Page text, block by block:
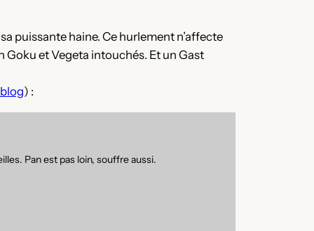
puissante haine. Ce hurlement n’affecte
Goku et Vegeta intouchés. Et un Gast
) :
Pan est pas loin, souffre aussi.